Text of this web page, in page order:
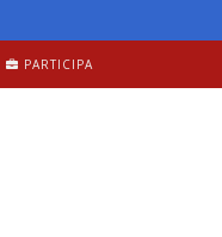
PARTICIPA